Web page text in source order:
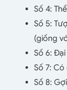
Số 4:
Số 5:
(giống
Số 6:
Số 7: Có
Số 8: